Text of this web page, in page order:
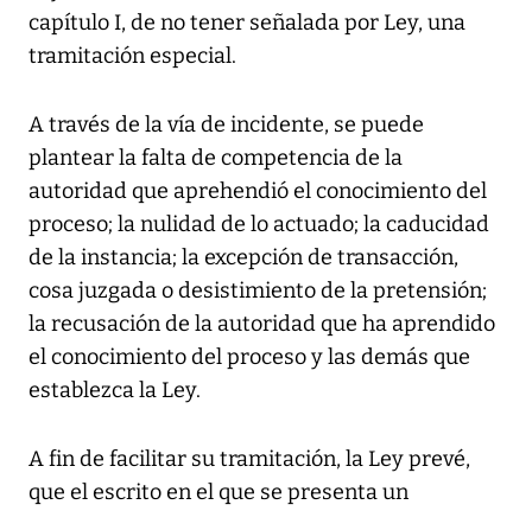
capítulo I, de no tener señalada por Ley, una
tramitación especial.
A través de la vía de incidente, se puede
plantear la falta de competencia de la
autoridad que aprehendió el conocimiento del
proceso; la nulidad de lo actuado; la caducidad
de la instancia; la excepción de transacción,
cosa juzgada o desistimiento de la pretensión;
la recusación de la autoridad que ha aprendido
el conocimiento del proceso y las demás que
establezca la Ley.
A fin de facilitar su tramitación, la Ley prevé,
que el escrito en el que se presenta un